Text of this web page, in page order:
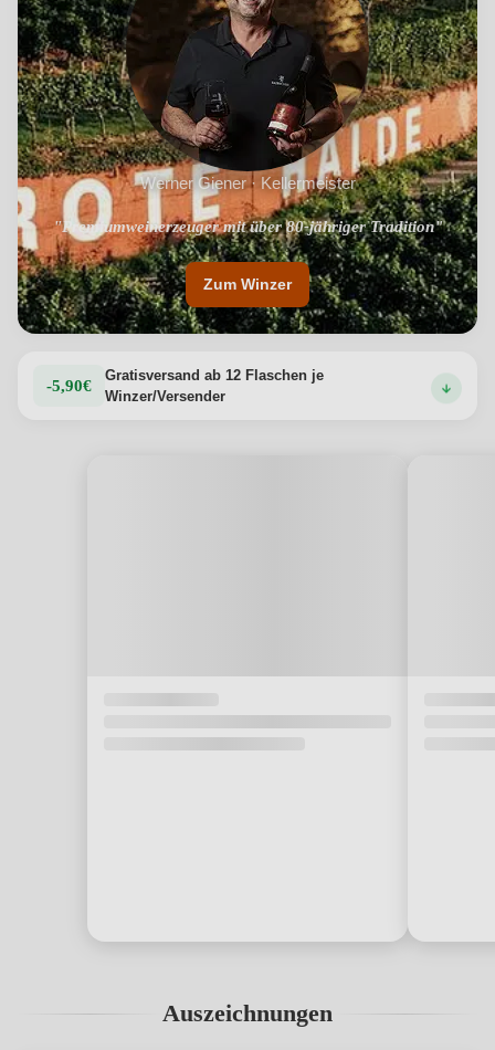
Werner Giener · Kellermeister
"Premiumweinerzeuger mit über 80-jähriger Tradition"
"Strikte Qualitätsphilosophie"
Zum Winzer
-5,90€
Gratisversand ab 12 Flaschen je
Winzer/Versender
Auszeichnungen